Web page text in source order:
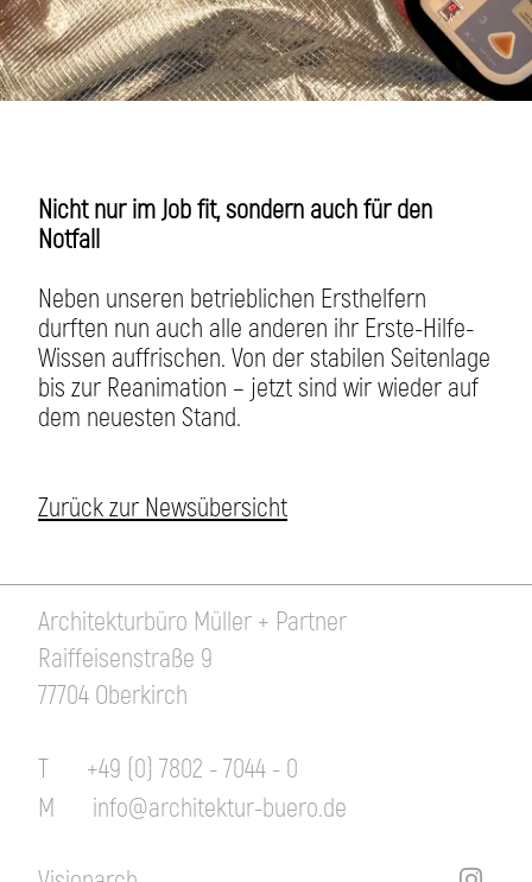
Nicht nur im Job fit, sondern auch für den
Notfall
Neben unseren betrieblichen Ersthelfern
durften nun auch alle anderen ihr Erste-Hilfe-
Wissen auffrischen. Von der stabilen Seitenlage
bis zur Reanimation – jetzt sind wir wieder auf
dem neuesten Stand.
Zurück zur Newsübersicht
Architekturbüro Müller + Partner
Raiffeisenstraße 9
77704 Oberkirch
T
+49 (0) 7802 - 7044 - 0
M
info@architektur-buero.de